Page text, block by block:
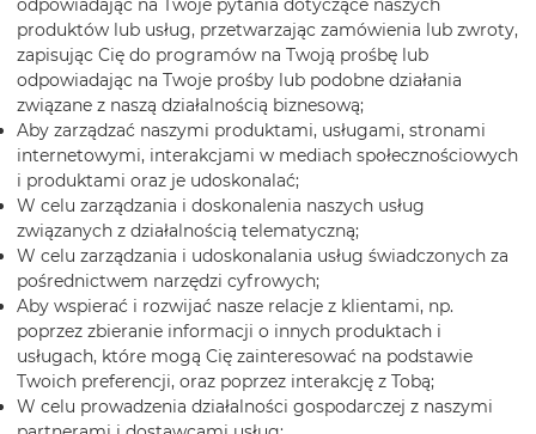
odpowiadając na Twoje pytania dotyczące naszych
produktów lub usług, przetwarzając zamówienia lub zwroty,
zapisując Cię do programów na Twoją prośbę lub
odpowiadając na Twoje prośby lub podobne działania
związane z naszą działalnością biznesową;
Aby zarządzać naszymi produktami, usługami, stronami
internetowymi, interakcjami w mediach społecznościowych
i produktami oraz je udoskonalać;
W celu zarządzania i doskonalenia naszych usług
związanych z działalnością telematyczną;
W celu zarządzania i udoskonalania usług świadczonych za
pośrednictwem narzędzi cyfrowych;
Aby wspierać i rozwijać nasze relacje z klientami, np.
poprzez zbieranie informacji o innych produktach i
usługach, które mogą Cię zainteresować na podstawie
Twoich preferencji, oraz poprzez interakcję z Tobą;
W celu prowadzenia działalności gospodarczej z naszymi